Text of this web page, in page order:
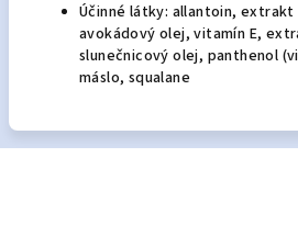
Účinné látky: allantoin, extrakt
avokádový olej, vitamín E,
slunečnicový olej, panthenol
máslo, squalane